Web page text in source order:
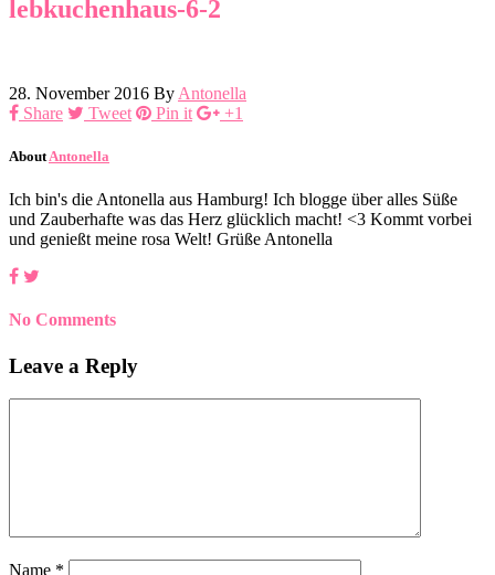
lebkuchenhaus-6-2
28. November 2016 By Antonella
Share
Tweet Pin it +1
About Antonella
Ich bin's die Antonella aus Hamburg! Ich blogge über alles Süße
und Zauberhafte was das Herz glücklich macht! <3 Kommt vorbei
und genießt meine rosa Welt! Grüße Antonella
No Comments
Leave a Reply
Name *